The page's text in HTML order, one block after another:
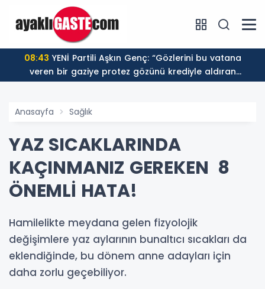
08:43
veren bir gaziye protez gözünü krediyle aldıran
düzenin adı sosyal devlet olamaz”
Anasayfa Sağlık
YAZ SICAKLARINDA
KAÇINMANIZ GEREKEN 8
ÖNEMLİ HATA!
Hamilelikte meydana gelen fizyolojik
değişimlere yaz aylarının bunaltıcı sıcakları da
eklendiğinde, bu dönem anne adayları için
daha zorlu geçebiliyor.